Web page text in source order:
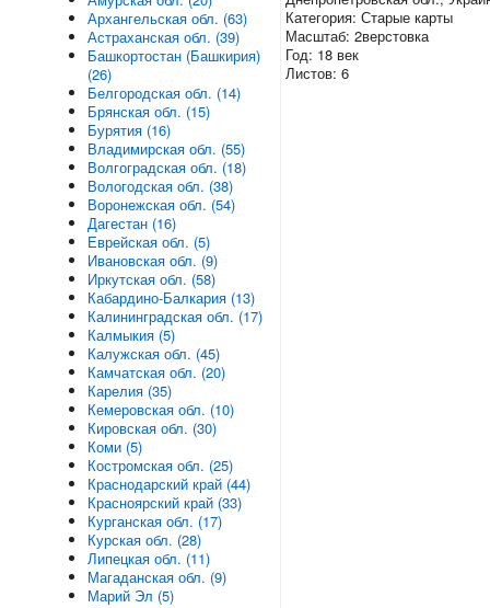
Категория: Старые карты
Масштаб: 2верстовка
Год: 18 век
Листов: 6
Архангельская обл. (63)
Астраханская обл. (39)
Башкортостан (Башкирия)
(26)
Белгородская обл. (14)
Брянская обл. (15)
Бурятия (16)
Владимирская обл. (55)
Волгоградская обл. (18)
Вологодская обл. (38)
Воронежская обл. (54)
Дагестан (16)
Еврейская обл. (5)
Ивановская обл. (9)
Иркутская обл. (58)
Кабардино-Балкария (13)
Калининградская обл. (17)
Калмыкия (5)
Калужская обл. (45)
Камчатская обл. (20)
Карелия (35)
Кемеровская обл. (10)
Кировская обл. (30)
Коми (5)
Костромская обл. (25)
Краснодарский край (44)
Красноярский край (33)
Курганская обл. (17)
Курская обл. (28)
Липецкая обл. (11)
Магаданская обл. (9)
Марий Эл (5)